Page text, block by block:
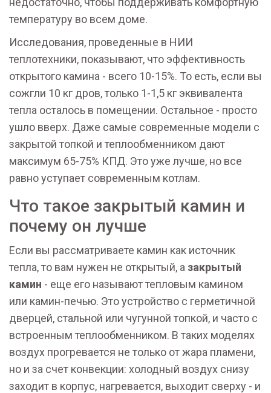
температуру во всем доме.
Исследования, проведенные в НИИ
теплотехники, показывают, что эффективность
открытого камина - всего 10-15%. То есть, если вы
сожгли 10 кг дров, только 1-1,5 кг эквивалента
тепла осталось в помещении. Остальное - просто
ушло вверх. Даже самые современные модели с
закрытой топкой и теплообменником дают
максимум 65-75% КПД. Это уже лучше, но все
равно уступает современным котлам.
Что такое закрытый камин и
почему он лучше
Если вы рассматриваете камин как источник
тепла, то вам нужен не открытый, а закрытый
камин - еще его называют тепловым камином
или камин-печью. Это устройство с герметичной
дверцей, стальной или чугунной топкой, и часто с
встроенным теплообменником. В таких моделях
воздух прогревается не только от жара пламени,
но и за счет конвекции: холодный воздух снизу
заходит в корпус, нагревается, выходит сверху - и